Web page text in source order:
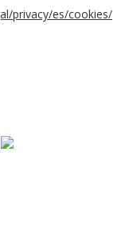
privacy/es/cookies/